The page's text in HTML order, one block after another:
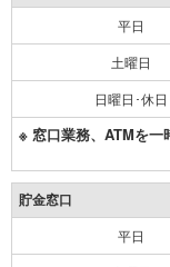
平日
土曜日
日曜日･休日
※ 窓口業務、ATMを一
貯金窓口
平日